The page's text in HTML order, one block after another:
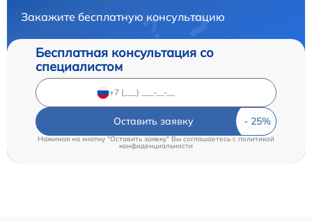
Закажите бесплатную консультацию
Бесплатная консультация со
специалистом
Оставить заявку
Нажимая на кнопку "Оставить заявку" Вы соглашаетесь cполитикой
конфиденциальности